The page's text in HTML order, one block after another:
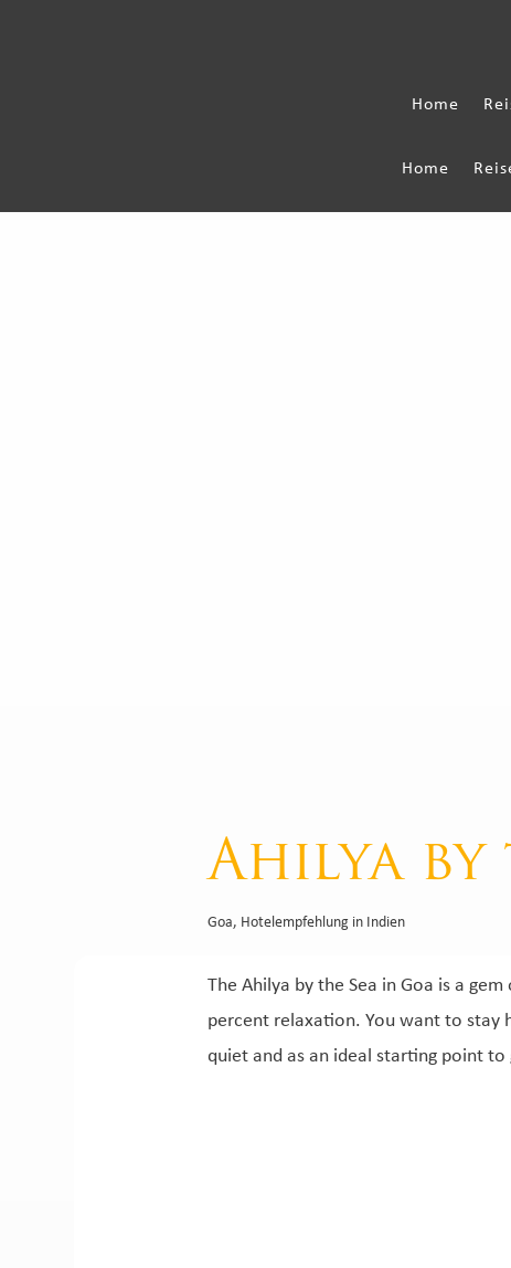
Home
Home
Ahilya by
Goa, Hotelempfehlung in Indien
The Ahilya by the Sea in Goa is a
percent relaxation. You want to stay
quiet and as an ideal starting point